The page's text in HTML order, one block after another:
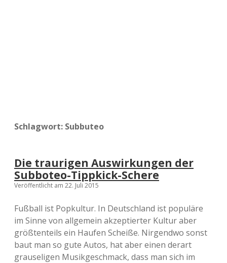
Schlagwort: Subbuteo
Die traurigen Auswirkungen der
Subboteo-Tippkick-Schere
Veröffentlicht am 22. Juli 2015
Fußball ist Popkultur. In Deutschland ist populäre
im Sinne von allgemein akzeptierter Kultur aber
größtenteils ein Haufen Scheiße. Nirgendwo sonst
baut man so gute Autos, hat aber einen derart
grauseligen Musikgeschmack, dass man sich im